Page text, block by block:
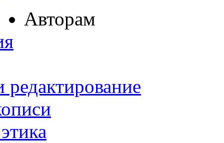
Авторам
редактирование